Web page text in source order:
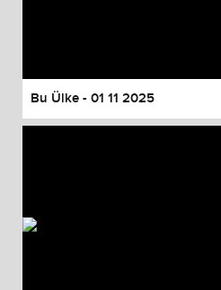
Bu Ülke - 01 11 2025